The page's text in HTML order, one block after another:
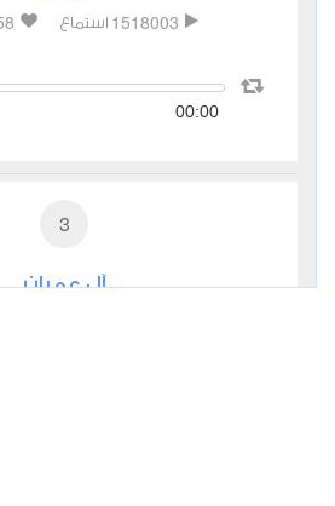
1518003 استماع
00:00
3
آل عمران